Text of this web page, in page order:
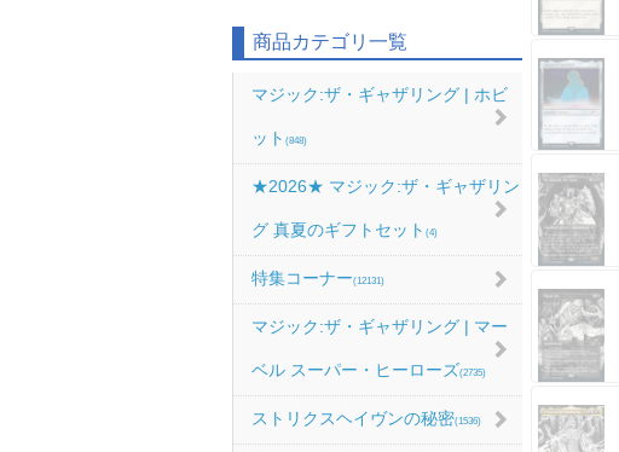
商品カテゴリ一覧
マジック:ザ・ギャザリング | ホビ
ット (848)
★2026★ マジック:ザ・ギャザリン
グ 真夏のギフトセット (4)
特集コーナー(12131)
マジック:ザ・ギャザリング | マー
ベル スーパー・ヒーローズ(2735)
ストリクスヘイヴンの秘密(1536)